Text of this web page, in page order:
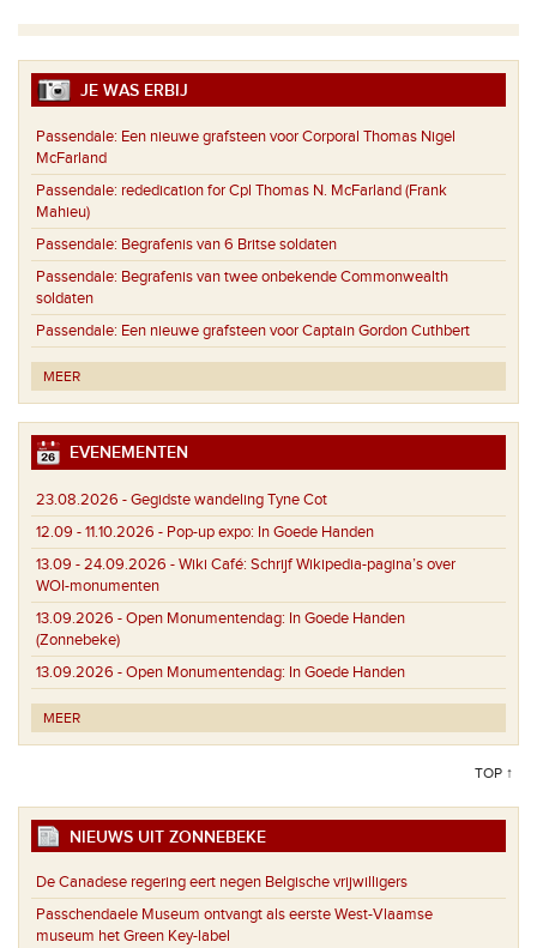
JE WAS ERBIJ
Passendale: Een nieuwe grafsteen voor Corporal Thomas Nigel
McFarland
Passendale: rededication for Cpl Thomas N. McFarland (Frank
Mahieu)
Passendale: Begrafenis van 6 Britse soldaten
Passendale: Begrafenis van twee onbekende Commonwealth
soldaten
Passendale: Een nieuwe grafsteen voor Captain Gordon Cuthbert
MEER
EVENEMENTEN
23.08.2026 -Gegidste wandeling Tyne Cot
12.09 - 11.10.2026 - Pop-up expo: In Goede Handen
13.09 - 24.09.2026 -Wiki Café: Schrijf Wikipedia-pagina’s over
WOI-monumenten
13.09.2026 -Open Monumentendag: In Goede Handen
(Zonnebeke)
13.09.2026 -Open Monumentendag: In Goede Handen
MEER
TOP ↑
NIEUWS UIT ZONNEBEKE
De Canadese regering eert negen Belgische vrijwilligers
Passchendaele Museum ontvangt als eerste West-Vlaamse
museum het Green Key-label